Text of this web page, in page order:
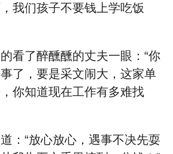
我们孩子不要钱上学吃饭
看了醉醺醺的丈夫一眼：“你
了，要是采文闹大，这家单
你知道现在工作有多难找
：“放心放心，遇事不决先耍